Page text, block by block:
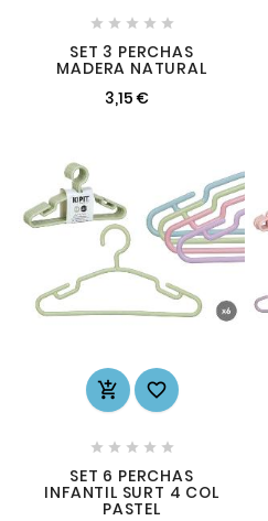
    
SET 3 PERCHAS
MADERA NATURAL
3,15 €
 
    
SET 6 PERCHAS
INFANTIL SURT 4 COL
PASTEL